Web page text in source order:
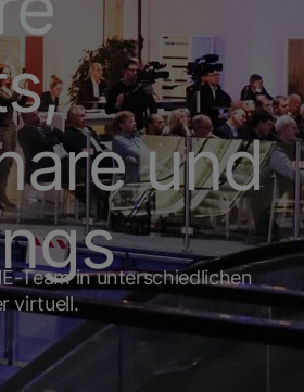
und
Team in unterschiedlichen
virtuell.